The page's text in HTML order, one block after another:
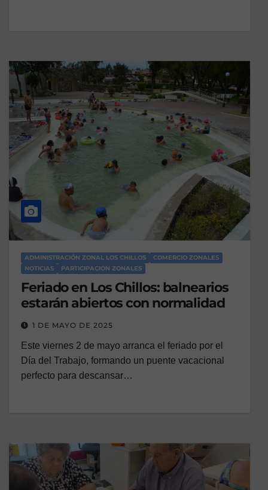
ADMINISTRACIÓN ZONAL LOS CHILLOS
COMERCIO ZONALES
NOTICIAS
PARTICIPACIÓN ZONALES
Feriado en Los Chillos: balnearios
estarán abiertos con normalidad
1 DE MAYO DE 2025
Este viernes 2 de mayo arranca el feriado por el
Día del Trabajo, formando un puente vacacional
perfecto para descansar…